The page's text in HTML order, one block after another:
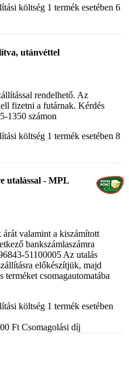
költség 1 termék esetében 6
utánvéttel
rendelhető. Az
fizetni a futárnak. Kérdés
1350 számon
költség 1 termék esetében 8
utalással - MPL
árát valamint a kiszámított
bankszámlaszámra
51100005 Az utalás
előkészítjük, majd
csomagautomatába
költség 1 termék esetében
FtCsomagolási díj